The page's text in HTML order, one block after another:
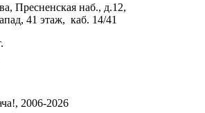
Пресненская наб., д.12,
41 этаж, каб. 14/41
2006-2026